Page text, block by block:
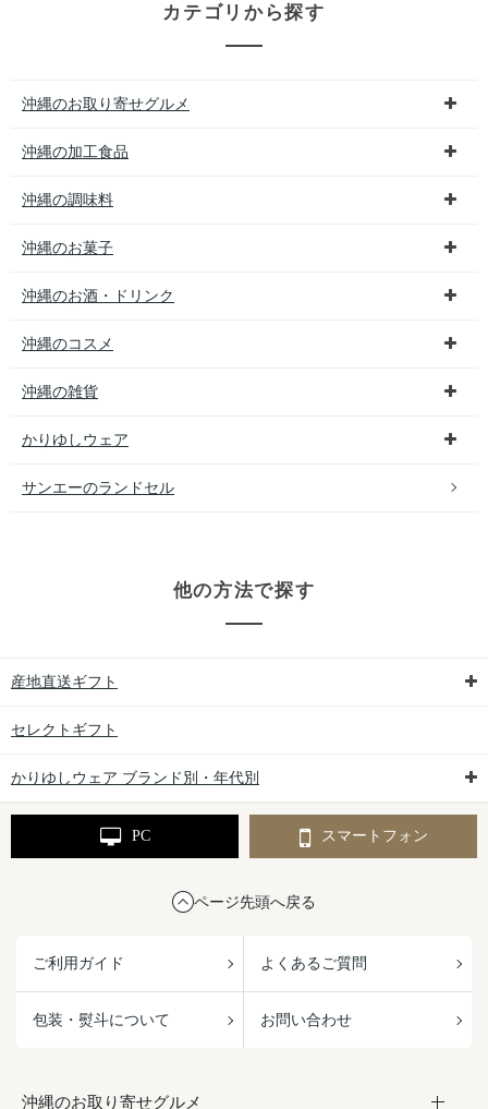
カテゴリから探す
沖縄のお取り寄せグルメ
沖縄の加工食品
沖縄の調味料
沖縄のお菓子
沖縄のお酒・ドリンク
沖縄のコスメ
沖縄の雑貨
かりゆしウェア
サンエーのランドセル
他の方法で探す
産地直送ギフト
セレクトギフト
かりゆしウェア ブランド別・年代別
PC スマートフォン
ページ先頭へ戻る
ご利用ガイド よくあるご質問
包装・熨斗について お問い合わせ
沖縄のお取り寄せグルメ